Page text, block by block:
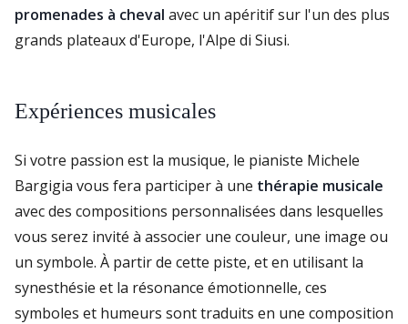
promenades à cheval avec un apéritif sur l'un des plus
grands plateaux d'Europe, l'Alpe di Siusi.
Expériences musicales
Si votre passion est la musique, le pianiste Michele
Bargigia vous fera participer à une thérapie musicale
avec des compositions personnalisées dans lesquelles
vous serez invité à associer une couleur, une image ou
un symbole. À partir de cette piste, et en utilisant la
synesthésie et la résonance émotionnelle, ces
symboles et humeurs sont traduits en une composition